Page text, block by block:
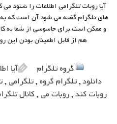
آیا روبات تلگرامی اطلاعات را شنود
های تلگرام گفته می شود آن است که
و ممکن است برای جاسوسی از شما به
هم از قابل اطمینان بودن این
گروه تلگرام آیا
دانلود,تلگرام گروه,تلگرامی,
روبات کند,روبات می,کانال تلگرام